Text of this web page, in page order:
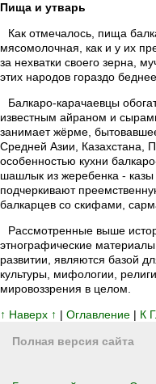
Пища и утварь
Как отмечалось, пища
мясомолочная, как и у их
за нехватки своего зерна,
этих народов гораздо беднее.
Балкаро-карачаевцы
известным айраном и
занимает жёрме,
Средней Азии, Казахстана,
особенностью кухни
шашлык из жеребенка -
подчеркивают
балкарцев со скифами,
Рассмотренные выше
этнографические
развитии, являются базой
культуры, мифологии,
мировоззрения в целом.
↑ Наверх ↑ | Оглавление | К
Полная версия сайта